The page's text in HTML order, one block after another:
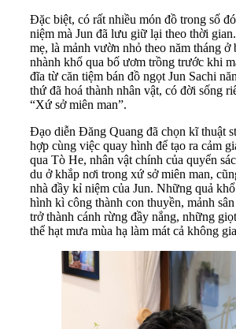
Đặc biệt, có rất nhiều món đồ trong số
niệm mà Jun đã lưu giữ lại theo thời
mẹ, là mảnh vườn nhỏ theo năm tháng ở
nhành khổ qua bố ươm trồng trước khi
đĩa từ căn tiệm bán đồ ngọt Jun Sachi
thứ đã hoá thành nhân vật, có đời sống
“Xứ sở miên man”.
Đạo diễn Đăng Quang đã chọn kĩ thuật
hợp cùng việc quay hình để tạo ra cảm
qua Tò He, nhân vật chính của quyển
du ở khắp nơi trong xứ sở miên man,
nhà đầy kỉ niệm của Jun. Những quả
hình kì công thành con thuyền, mảnh
trở thành cánh rừng đầy nắng, những
thể hạt mưa mùa hạ làm mát cả không